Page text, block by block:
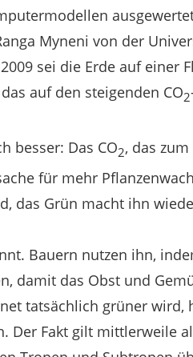
Myneni von der
sei die Erde auf einer
auf den steigenden CO2
besser: Das CO2, das
für mehr
das Grün macht ihn
Bauern nutzen ihn,
damit das Obst und
tatsächlich grüner
Der Fakt gilt mittlerweile